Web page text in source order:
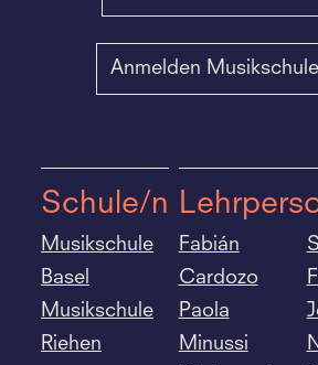
Anmelden
Schule/n
Musikschule
Basel
Musikschule
Riehen
Fabián
Cardozo
Paola
Minussi